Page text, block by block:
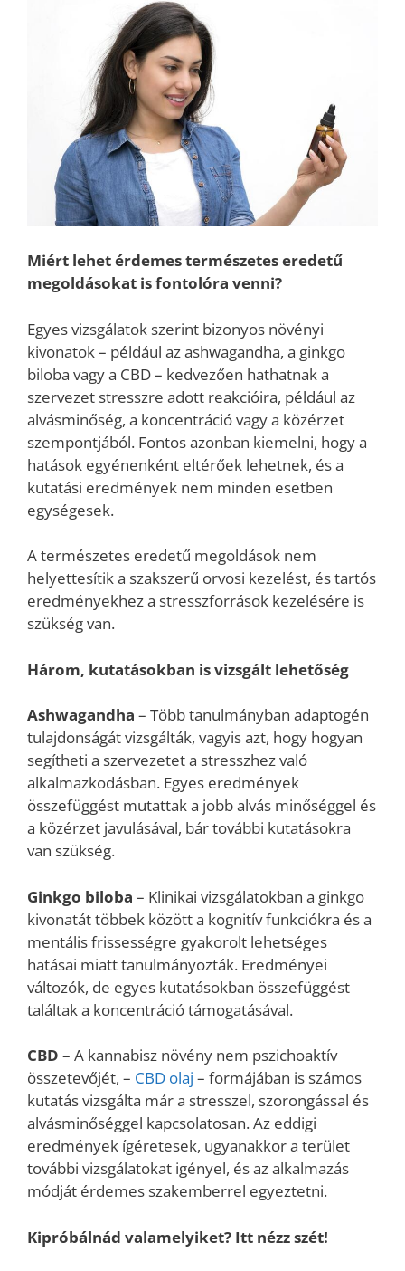
Miért lehet érdemes természetes eredetű
megoldásokat is fontolóra venni?
Egyes vizsgálatok szerint bizonyos növényi
kivonatok – például az ashwagandha, a ginkgo
biloba vagy a CBD – kedvezően hathatnak a
szervezet stresszre adott reakcióira, például az
alvásminőség, a koncentráció vagy a közérzet
szempontjából. Fontos azonban kiemelni, hogy a
hatások egyénenként eltérőek lehetnek, és a
kutatási eredmények nem minden esetben
egységesek.
A természetes eredetű megoldások nem
helyettesítik a szakszerű orvosi kezelést, és tartós
eredményekhez a stresszforrások kezelésére is
szükség van.
Három, kutatásokban is vizsgált lehetőség
Ashwagandha – Több tanulmányban adaptogén
tulajdonságát vizsgálták, vagyis azt, hogy hogyan
segítheti a szervezetet a stresszhez való
alkalmazkodásban. Egyes eredmények
összefüggést mutattak a jobb alvás minőséggel és
a közérzet javulásával, bár további kutatásokra
van szükség.
Ginkgo biloba – Klinikai vizsgálatokban a ginkgo
kivonatát többek között a kognitív funkciókra és a
mentális frissességre gyakorolt lehetséges
hatásai miatt tanulmányozták. Eredményei
változók, de egyes kutatásokban összefüggést
találtak a koncentráció támogatásával.
CBD – A kannabisz növény nem pszichoaktív
összetevőjét, – CBD olaj – formájában is számos
kutatás vizsgálta már a stresszel, szorongással és
alvásminőséggel kapcsolatosan. Az eddigi
eredmények ígéretesek, ugyanakkor a terület
további vizsgálatokat igényel, és az alkalmazás
módját érdemes szakemberrel egyeztetni.
Kipróbálnád valamelyiket? Itt nézz szét!